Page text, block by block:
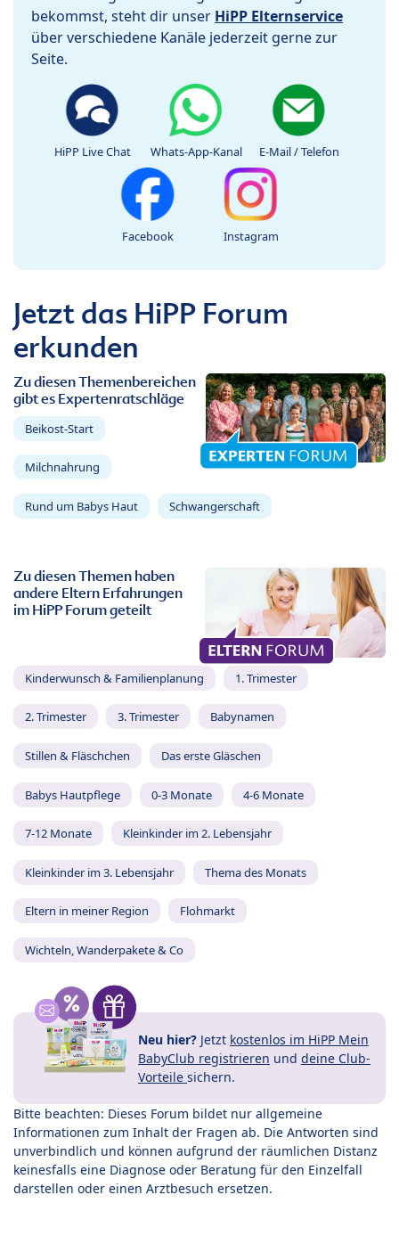
bekommst, steht dir unser HiPP Elternservice
über verschiedene Kanäle jederzeit gerne zur
Seite.
HiPP Live Chat Whats-App-Kanal E-Mail / Telefon
Facebook Instagram
Jetzt das HiPP Forum
erkunden
Zu diesen Themenbereichen
gibt es Expertenratschläge
Beikost-Start
Milchnahrung
Rund um Babys Haut Schwangerschaft
Zu diesen Themen haben
andere Eltern Erfahrungen
im HiPP Forum geteilt
Kinderwunsch & Familienplanung 1. Trimester
2. Trimester 3. Trimester Babynamen
Stillen & Fläschchen Das erste Gläschen
Babys Hautpflege 0-3 Monate 4-6 Monate
7-12 Monate Kleinkinder im 2. Lebensjahr
Kleinkinder im 3. Lebensjahr Thema des Monats
Eltern in meiner Region Flohmarkt
Wichteln, Wanderpakete & Co
Neu hier? Jetzt kostenlos im HiPP Mein
BabyClub registrieren und deine Club-
Vorteile sichern.
Bitte beachten: Dieses Forum bildet nur allgemeine
Informationen zum Inhalt der Fragen ab. Die Antworten sind
unverbindlich und können aufgrund der räumlichen Distanz
keinesfalls eine Diagnose oder Beratung für den Einzelfall
darstellen oder einen Arztbesuch ersetzen.